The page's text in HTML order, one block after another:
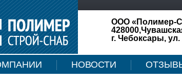
ООО «Полимер-
г. Чебоксары,
НОВОСТИ